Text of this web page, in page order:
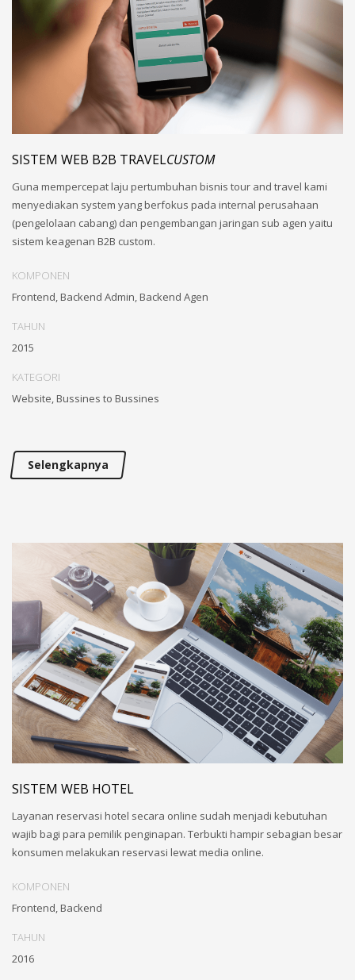
SISTEM WEB B2B TRAVELCUSTOM
Guna mempercepat laju pertumbuhan bisnis tour and travel kami
menyediakan system yang berfokus pada internal perusahaan
(pengelolaan cabang) dan pengembangan jaringan sub agen yaitu
sistem keagenan B2B custom.
KOMPONEN
Frontend, Backend Admin, Backend Agen
TAHUN
2015
KATEGORI
Website, Bussines to Bussines
Selengkapnya
SISTEM WEB HOTEL
Layanan reservasi hotel secara online sudah menjadi kebutuhan
wajib bagi para pemilik penginapan. Terbukti hampir sebagian besar
konsumen melakukan reservasi lewat media online.
KOMPONEN
Frontend, Backend
TAHUN
2016